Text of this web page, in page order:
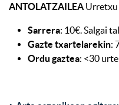
ANTOLATZAILEA Urretxu
Sarrera: 10€. Salgai
Gazte txartelarekin:
Ordu gaztea: <30